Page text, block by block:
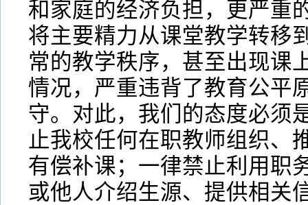
和家庭的经济负担，更严重
将主要精力从课堂教学转移
常的教学秩序，甚至出现课
情况，严重违背了教育公平
守。对此，我们的态度必须
止我校任何在职教师组织、
有偿补课；一律禁止利用职
或他人介绍生源、提供相关